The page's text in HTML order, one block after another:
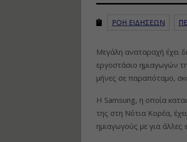
ΡΟΗ ΕΙΔΗΣΕΩΝ
Μεγάλη αναταραχή έχει
εργοστάσιο ημιαγωγών
μήνες σε παραπόταμο,
Η Samsung, η οποία
της στη Νότια Κορέα,
ημιαγωγούς με για άλλες